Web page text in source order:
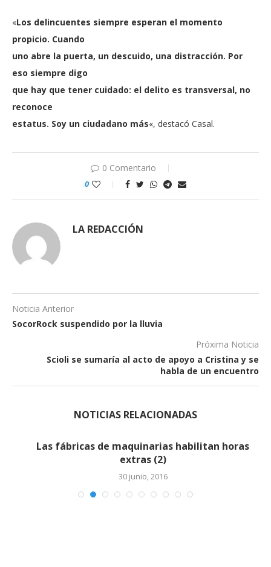
«Los delincuentes siempre esperan el momento
propicio. Cuando
uno abre la puerta, un descuido, una distracción. Por
eso siempre digo
que hay que tener cuidado: el delito es transversal, no
reconoce
estatus. Soy un ciudadano más«, destacó Casal.
0 Comentario
0
LA REDACCIÓN
Noticia Anterior
SocorRock suspendido por la lluvia
Próxima Noticia
Scioli se sumaría al acto de apoyo a Cristina y se
habla de un encuentro
NOTICIAS RELACIONADAS
Las fábricas de maquinarias habilitan horas
extras (2)
30 junio, 2016